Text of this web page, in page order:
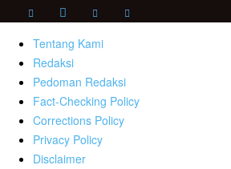
Tentang Kami
Redaksi
Pedoman Redaksi
Fact-Checking Policy
Corrections Policy
Privacy Policy
Disclaimer